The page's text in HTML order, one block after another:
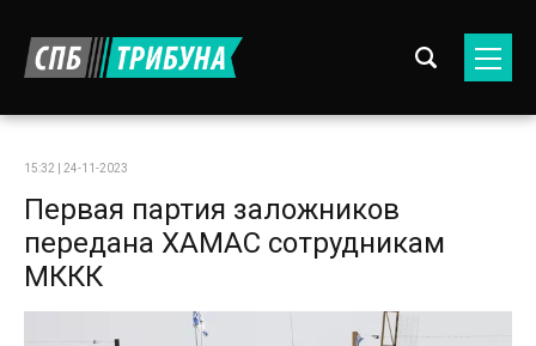
15:32 | 24-11-2023
Первая партия заложников
передана ХАМАС сотрудникам
МККК